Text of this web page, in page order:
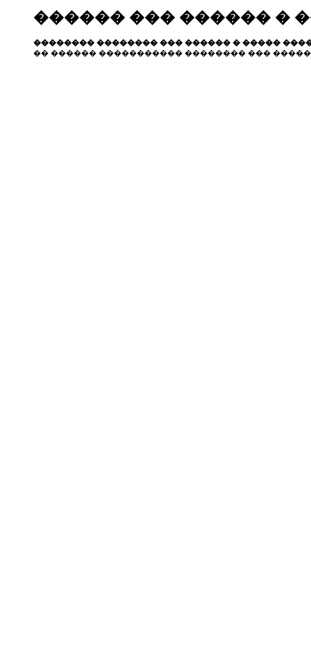
������ ��� ������ �
�������� �������� ��� ������ � �����
�� ������ ����������� �������� ���